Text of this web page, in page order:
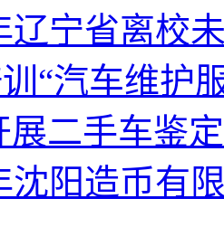
辽宁省离校
“汽车维护
展二手车鉴
沈阳造币有